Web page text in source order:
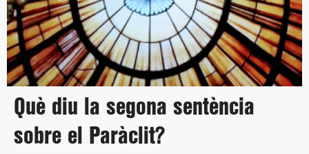
Què diu la segona sentència
sobre el Paràclit?